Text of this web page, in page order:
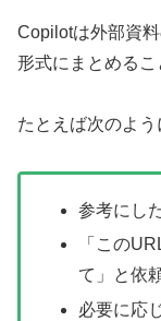
Copilotは外部資
形式にまとめるこ
たとえば次のよう
参考にし
「この
て」と依
必要に応